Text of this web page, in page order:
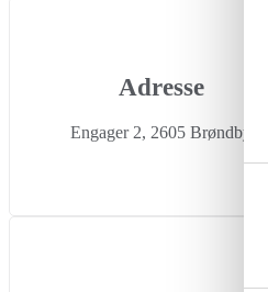
Adresse
Engager 2, 2605 Brøndby